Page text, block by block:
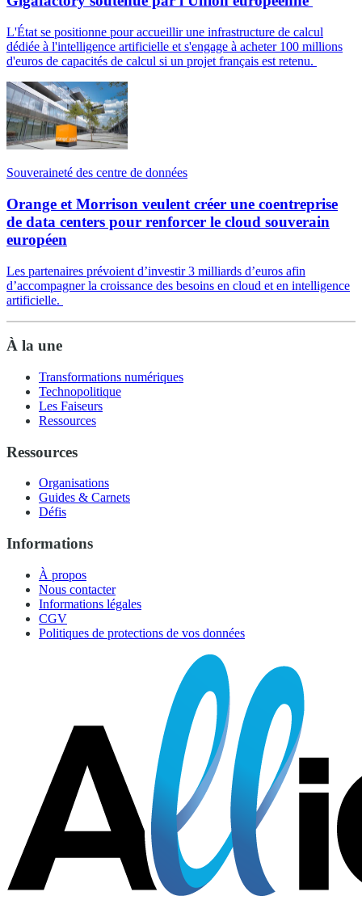
L'État se positionne pour accueillir une infrastructure de calcul
dédiée à l'intelligence artificielle et s'engage à acheter 100 millions
d'euros de capacités de calcul si un projet français est retenu.
Souveraineté des centre de données
Orange et Morrison veulent créer une coentreprise
de data centers pour renforcer le cloud souverain
européen
Les partenaires prévoient d’investir 3 milliards d’euros afin
d’accompagner la croissance des besoins en cloud et en intelligence
artificielle.
À la une
Transformations numériques
Technopolitique
Les Faiseurs
Ressources
Ressources
Organisations
Guides & Carnets
Défis
Informations
À propos
Nous contacter
Informations légales
CGV
Politiques de protections de vos données